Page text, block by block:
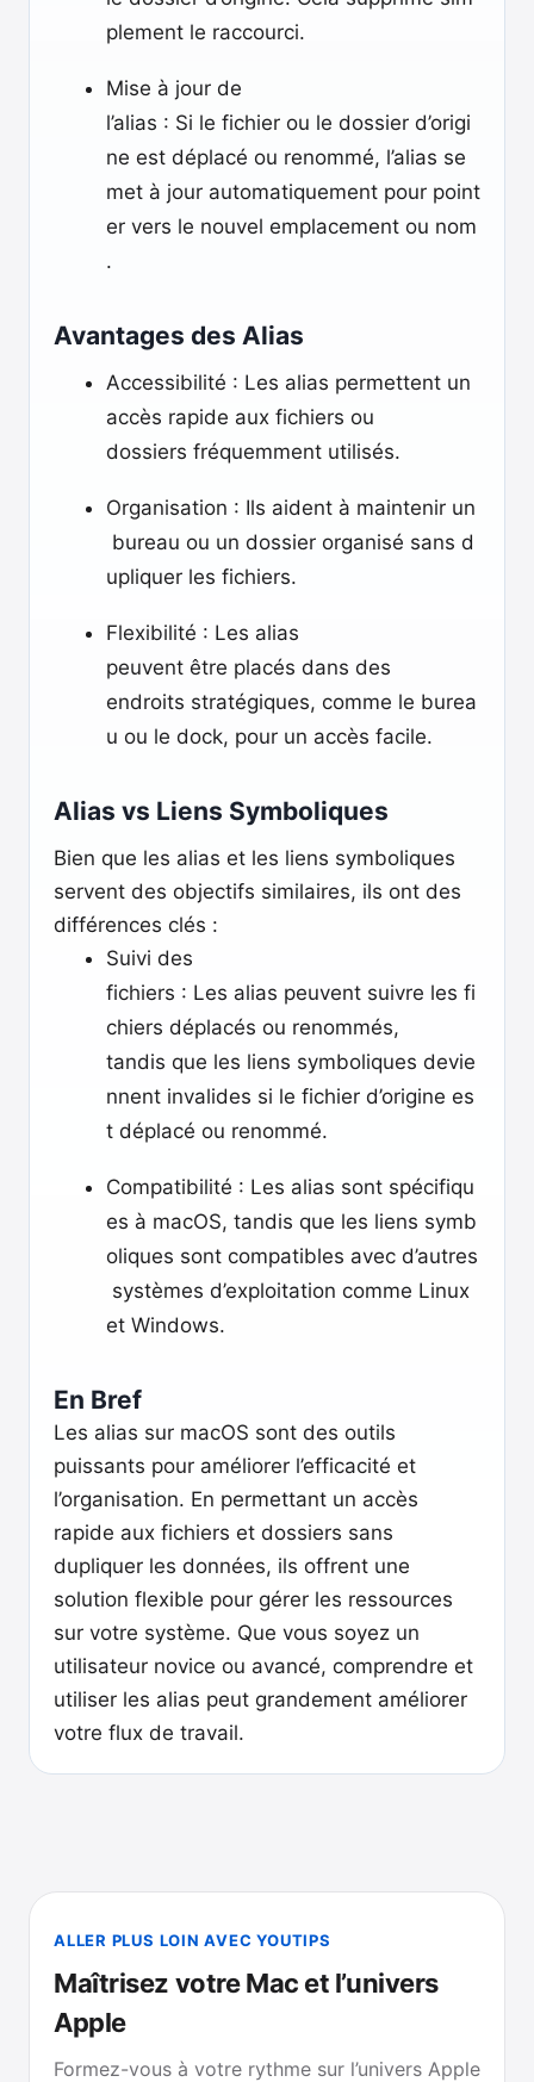
plement le raccourci.
Mise à jour de
l’alias : Si le fichier ou le dossier d’origi
ne est déplacé ou renommé, l’alias se
met à jour automatiquement pour point
er vers le nouvel emplacement ou nom
.
Avantages des Alias
Accessibilité : Les alias permettent un
accès rapide aux fichiers ou
dossiers fréquemment utilisés.
Organisation : Ils aident à maintenir un
bureau ou un dossier organisé sans d
upliquer les fichiers.
Flexibilité : Les alias
peuvent être placés dans des
endroits stratégiques, comme le burea
u ou le dock, pour un accès facile.
Alias vs Liens Symboliques
Bien que les alias et les liens symboliques
servent des objectifs similaires, ils ont des
différences clés :
Suivi des
fichiers : Les alias peuvent suivre les fi
chiers déplacés ou renommés,
tandis que les liens symboliques devie
nnent invalides si le fichier d’origine es
t déplacé ou renommé.
Compatibilité : Les alias sont spécifiqu
es à macOS, tandis que les liens symb
oliques sont compatibles avec d’autres
systèmes d’exploitation comme Linux
et Windows.
En Bref
Les alias sur macOS sont des outils
puissants pour améliorer l’efficacité et
l’organisation. En permettant un accès
rapide aux fichiers et dossiers sans
dupliquer les données, ils offrent une
solution flexible pour gérer les ressources
sur votre système. Que vous soyez un
utilisateur novice ou avancé, comprendre et
utiliser les alias peut grandement améliorer
votre flux de travail.
ALLER PLUS LOIN AVEC YOUTIPS
Maîtrisez votre Mac et l’univers
Apple
Formez-vous à votre rythme sur l’univers Apple